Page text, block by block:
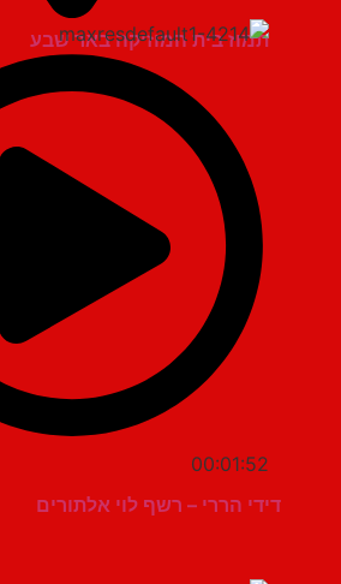
תמוז בית המוזיקה באר שבע
00:01:52
דידי הררי – רשף לוי אלתורים